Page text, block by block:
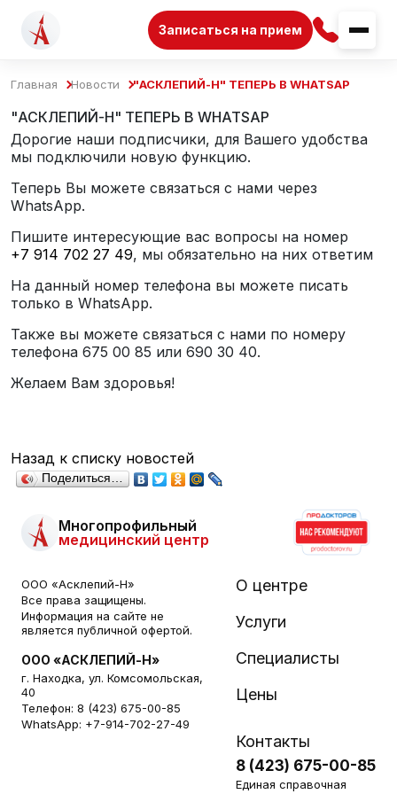
Записаться на прием
Главная Новости "АСКЛЕПИЙ-Н" ТЕПЕРЬ В WHATSAP
"АСКЛЕПИЙ-Н" ТЕПЕРЬ В WHATSAP
Дорогие наши подписчики, для Вашего удобства
мы подключили новую функцию.
Теперь Вы можете связаться с нами через
WhatsApp.
Пишите интересующие вас вопросы на номер
+7 914 702 27 49, мы обязательно на них ответим
На данный номер телефона вы можете писать
только в WhatsApp.
Также вы можете связаться с нами по номеру
телефона 675 00 85 или 690 30 40.
Желаем Вам здоровья!
Назад к списку новостей
Поделиться…
Многопрофильный
медицинский центр
ООО «Асклепий-Н»
Все права защищены.
Информация на сайте не
является публичной офертой.
ООО «АСКЛЕПИЙ-Н»
г. Находка, ул. Комсомольская,
40
Телефон: 8 (423) 675-00-85
WhatsApp: +7-914-702-27-49
О центре
Услуги
Специалисты
Цены
Контакты
8 (423) 675-00-85
Единая справочная